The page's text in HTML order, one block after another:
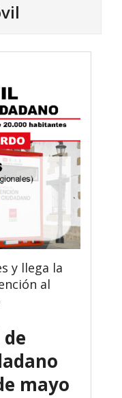
y llega la
al
mayo